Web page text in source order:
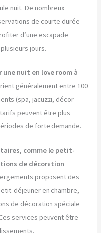
nuit. De nombreux
de courte durée
d’une escapade
jours.
une nuit en love room à
généralement entre 100
(spa, jacuzzi, décor
peuvent être plus
de forte demande.
comme le petit-
de décoration
proposent des
déjeuner en chambre,
de décoration spéciale
services peuvent être